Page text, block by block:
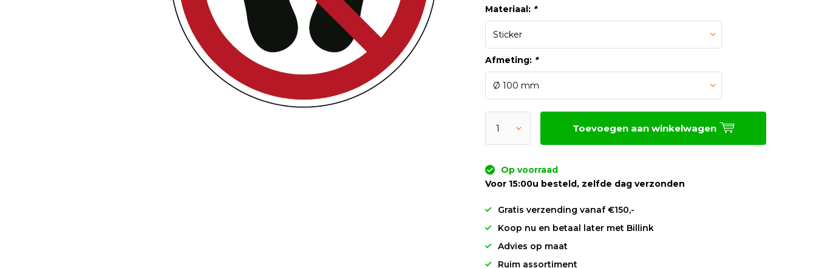
Materiaal: *
Afmeting: *
Toevoegen aan winkelwagen
Op voorraad
Voor 15:00u besteld, zelfde dag verzonden
Gratis verzending vanaf €150,-
Koop nu en betaal later met Billink
Advies op maat
Ruim assortiment